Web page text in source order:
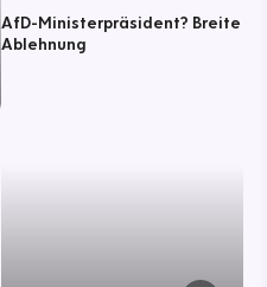
AfD-Ministerpräsident? Breite
Ablehnung